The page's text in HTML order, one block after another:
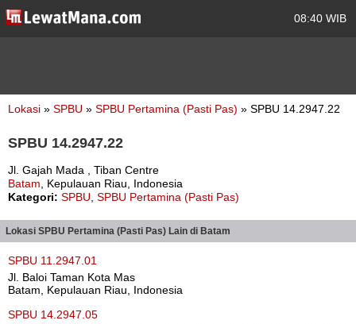
08:40 WIB
Lokasi » SPBU » SPBU Pertamina (Pasti Pas) » SPBU 14.2947.22
SPBU 14.2947.22
Jl. Gajah Mada , Tiban Centre
Batam , Kepulauan Riau, Indonesia
Kategori: SPBU SPBU Pertamina (Pasti Pas)
Lokasi SPBU Pertamina (Pasti Pas) Lain di Batam
SPBU 11.2947.01
Jl. Baloi Taman Kota Mas
Batam, Kepulauan Riau, Indonesia
SPBU 14.2947.05